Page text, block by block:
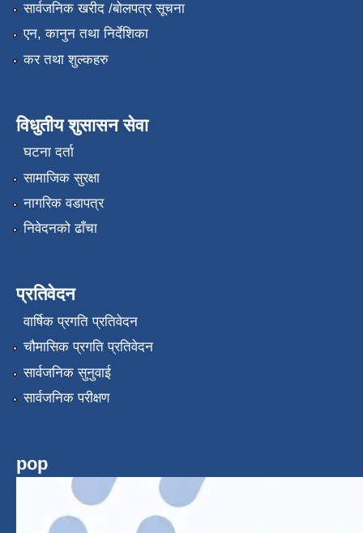
सार्वजनिक खरीद /बोलपत्र सूचना
एन, कानुन तथा निर्देशिका
कर तथा शुल्कहरु
विधुतीय शुसासन सेवा
घटना दर्ता
सामाजिक सुरक्षा
नागरिक वडापत्र
निवेदनको ढाँचा
प्रतिवेदन
वार्षिक प्रगति प्रतिवेदन
चौमासिक प्रगति प्रतिवेदन
सार्वजनिक सुनुवाई
सार्वजनिक परीक्षण
pop